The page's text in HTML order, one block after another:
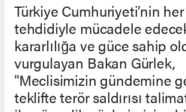
Türkiye Cumhuriyeti’nin
tehdidiyle mücadele
kararlılığa ve güce sahip
vurgulayan Bakan Gürlek,
"Meclisimizin gündemine
teklifte terör saldırısı